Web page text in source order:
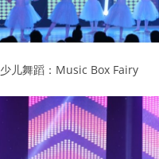
少儿舞蹈：Music Box Fairy